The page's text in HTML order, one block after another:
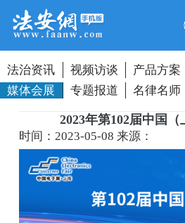
法治资讯 视频访谈 产品方案
媒体会展
专题报道 名律名师
2023年第102届中国
时间：2023-05-08来源：